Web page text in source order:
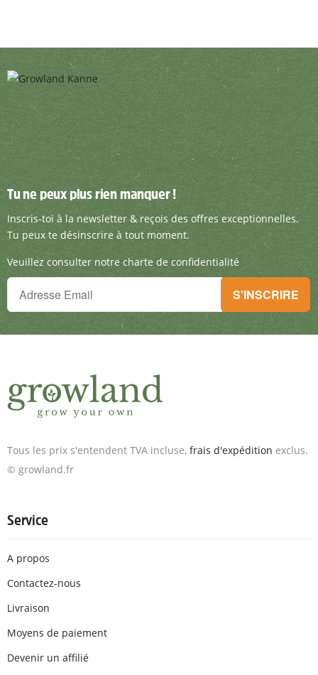
Tu ne peux plus rien manquer !
Inscris-toi à la newsletter & reçois des offres
Tu ne peux plus rien manquer !
Inscris-toi à la newsletter & reçois des offres exceptionnelles.
Tu peux te désinscrire à tout moment.
Veuillez consulter notre charte de confidentialité
Tu ne peux plus rien manquer !
Inscris-toi à la newsletter & reçois des offres exceptionnelles.
S'INSCRIRE
Tous les prix s'entendent TVA incluse, frais d'expédition exclus.
© growland.fr
Service
A propos
Contactez-nous
Livraison
Moyens de paiement
Devenir un affilié